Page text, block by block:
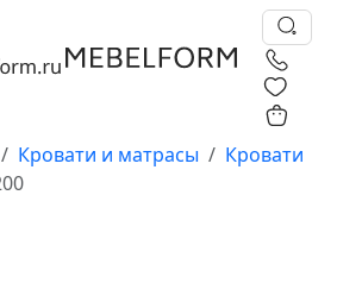
Кровати и матрасы
Кровати